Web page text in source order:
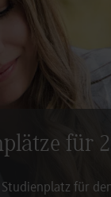
für
für